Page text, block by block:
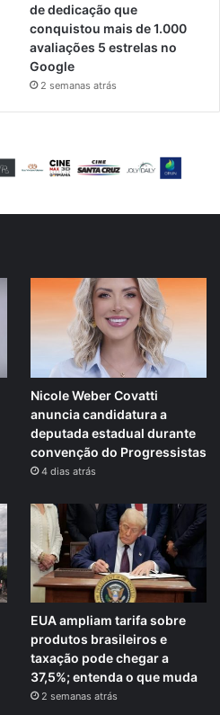
de dedicação que
conquistou mais de 1.000
avaliações 5 estrelas no
Google
2 semanas atrás
Nicole Weber Covatti
anuncia candidatura a
deputada estadual durante
convenção do Progressistas
4 dias atrás
EUA ampliam tarifa sobre
produtos brasileiros e
taxação pode chegar a
37,5%; entenda o que muda
2 semanas atrás